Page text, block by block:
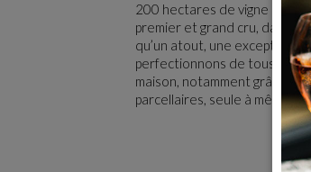
200 hectares de vigne
premier et grand cru, dans la
qu’un atout, une exception,
perfectionnons de tous nos
maison, notamment grâce à
parcellaires, seule à même